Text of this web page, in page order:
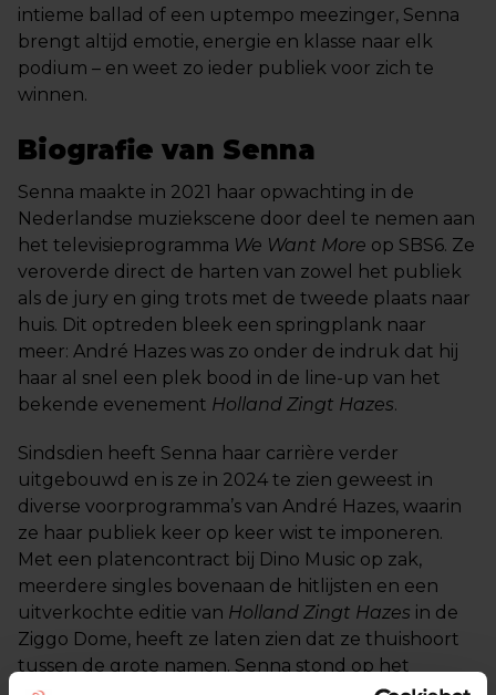
intieme ballad of een uptempo meezinger, Senna
brengt altijd emotie, energie en klasse naar elk
podium – en weet zo ieder publiek voor zich te
winnen.
Biografie van Senna
Senna maakte in 2021 haar opwachting in de
Nederlandse muziekscene door deel te nemen aan
het televisieprogramma We Want More op SBS6. Ze
veroverde direct de harten van zowel het publiek
als de jury en ging trots met de tweede plaats naar
huis. Dit optreden bleek een springplank naar
meer: André Hazes was zo onder de indruk dat hij
haar al snel een plek bood in de line-up van het
bekende evenement Holland Zingt Hazes.
Sindsdien heeft Senna haar carrière verder
uitgebouwd en is ze in 2024 te zien geweest in
diverse voorprogramma’s van André Hazes, waarin
ze haar publiek keer op keer wist te imponeren.
Met een platencontract bij Dino Music op zak,
meerdere singles bovenaan de hitlijsten en een
uitverkochte editie van Holland Zingt Hazes in de
Ziggo Dome, heeft ze laten zien dat ze thuishoort
tussen de grote namen. Senna stond op het